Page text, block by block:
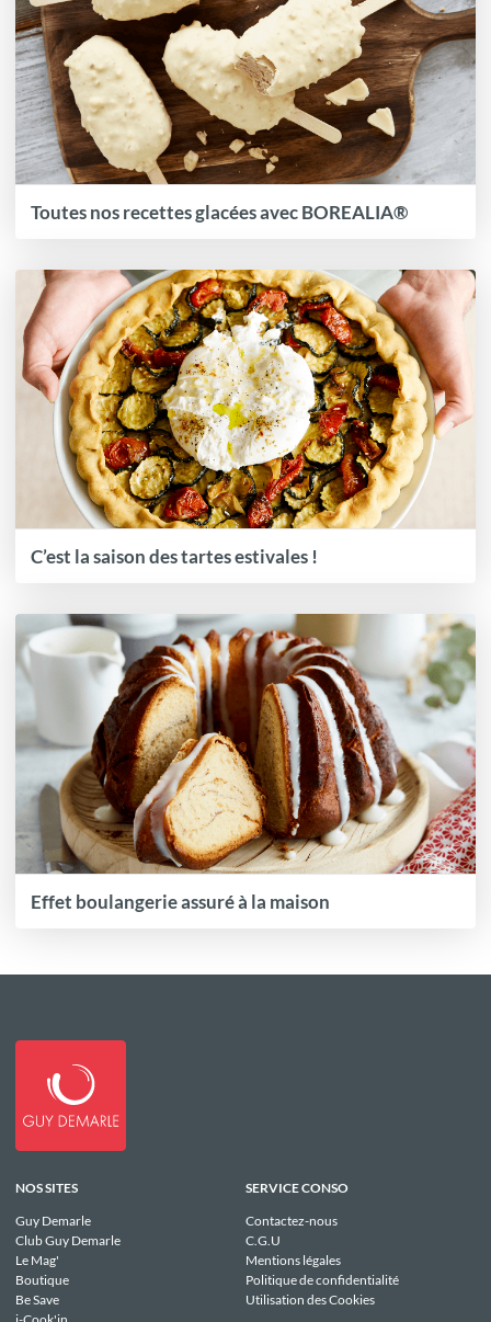
Toutes nos recettes glacées avec BOREALIA®
C’est la saison des tartes estivales !
Effet boulangerie assuré à la maison
NOS SITES
Guy Demarle
Club Guy Demarle
Le Mag'
Boutique
Be Save
SERVICE CONSO
Contactez-nous
C.G.U
Mentions légales
Politique de confidentialité
Utilisation des Cookies